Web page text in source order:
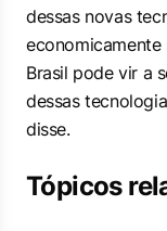
dessas novas
economicamente
Brasil pode vir a
dessas
disse.
Tópicos